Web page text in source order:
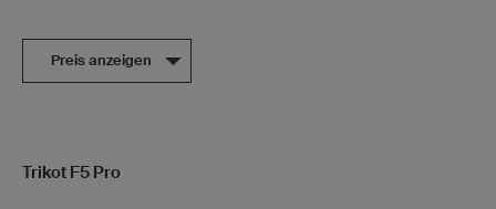
Preis anzeigen
Trikot F5 Pro